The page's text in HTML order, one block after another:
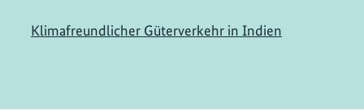
Klimafreundlicher Güterverkehr in Indien